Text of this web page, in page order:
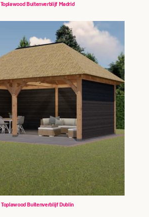
Toplawood Buitenverblijf Madrid
Toplawood Buitenverblijf Dublin